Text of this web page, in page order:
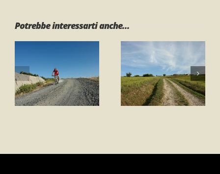
Potrebbe interessarti anche...
Percorso 1 –
Anello “Gli Orti”
Percorso 1 –
Anello
Gambassi
Terme